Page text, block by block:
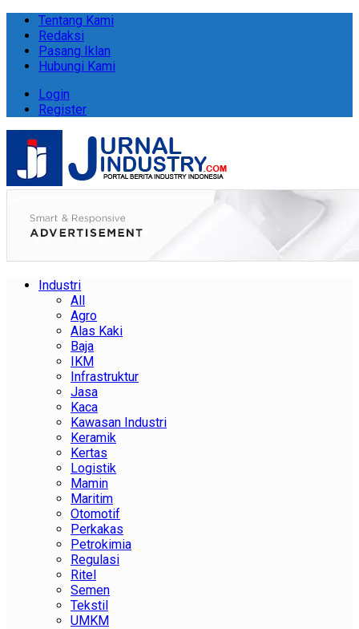
Tentang Kami
Redaksi
Pasang Iklan
Hubungi Kami
Login
Register
Industri
All
Agro
Alas Kaki
Baja
IKM
Infrastruktur
Jasa
Kaca
Kawasan Industri
Keramik
Kertas
Logistik
Mamin
Maritim
Otomotif
Perkakas
Petrokimia
Regulasi
Ritel
Semen
Tekstil
UMKM